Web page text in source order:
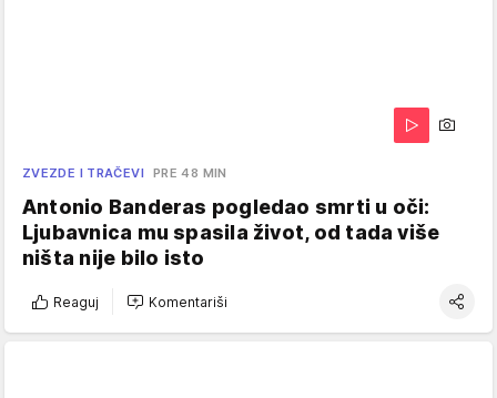
ZVEZDE I TRAČEVI PRE 48 MIN
Antonio Banderas pogledao smrti u oči:
Ljubavnica mu spasila život, od tada više
ništa nije bilo isto
Reaguj Komentariši